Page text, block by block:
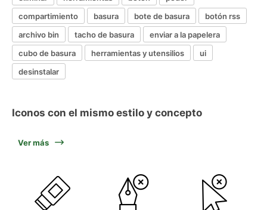
compartimiento
basura bote de basura
botón rss
archivo bin
tacho de basura
enviar a la papelera
cubo de basura
herramientas y utensilios
ui
desinstalar
Iconos con el mismo estilo y concepto
Ver más